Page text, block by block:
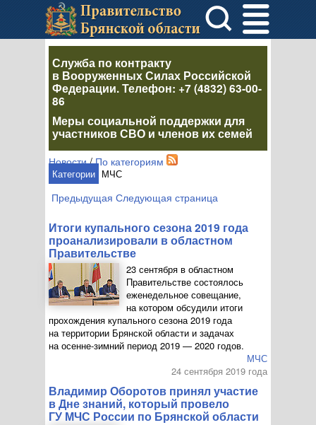
Служба по контракту
в Вооруженных Силах Российской
Федерации. Телефон: +7 (4832) 63-00-
86
Меры социальной поддержки для
участников СВО и членов их семей
Новости/По категориям
Категории МЧС
Предыдущая Следующая страница
Итоги купального сезона 2019 года
проанализировали в областном
Правительстве
23 сентября в областном
Правительстве состоялось
еженедельное совещание,
на котором обсудили итоги
прохождения купального сезона 2019 года
на территории Брянской области и задачах
на осенне-зимний период 2019 — 2020 годов.
МЧС
24 сентября 2019 года
Владимир Оборотов принял участие
в Дне знаний, который провело
ГУ МЧС России по Брянской области